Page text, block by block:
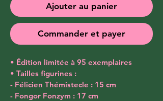
Ajouter au panier
Commander et payer
• Édition limitée à 95 exemplaires
• Tailles figurines :
- Félicien Thémistecle : 15 cm
- Fongor Fonzym : 17 cm